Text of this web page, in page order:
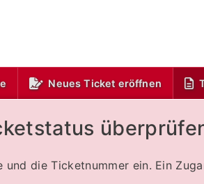
Neues Ticket eröffnen
die Ticketnummer ein. Ein